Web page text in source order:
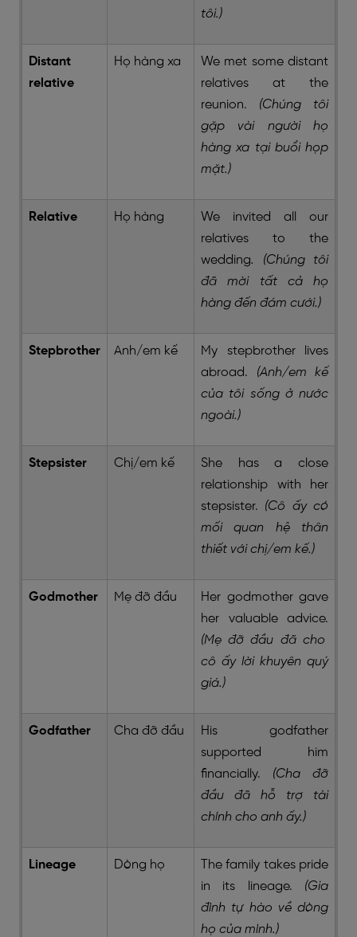
tôi.)
Distant
relative
Họ hàng xa
We met some distant
relatives at the
reunion. (Chúng tôi
gặp vài người họ
hàng xa tại buổi họp
mặt.)
Relative Họ hàng
We invited all our
relatives to the
wedding. (Chúng tôi
đã mời tất cả họ
hàng đến đám cưới.)
Stepbrother Anh/em kế
My stepbrother lives
abroad. (Anh/em kế
của tôi sống ở nước
ngoài.)
Stepsister Chị/em kế
She has a close
relationship with her
stepsister. (Cô ấy có
mối quan hệ thân
thiết với chị/em kế.)
Godmother Mẹ đỡ đầu
Her godmother gave
her valuable advice.
(Mẹ đỡ đầu đã cho
cô ấy lời khuyên quý
giá.)
Godfather Cha đỡ đầu
His godfather
supported him
financially. (Cha đỡ
đầu đã hỗ trợ tài
chính cho anh ấy.)
Lineage Dòng họ
The family takes pride
in its lineage. (Gia
đình tự hào về dòng
họ của mình.)